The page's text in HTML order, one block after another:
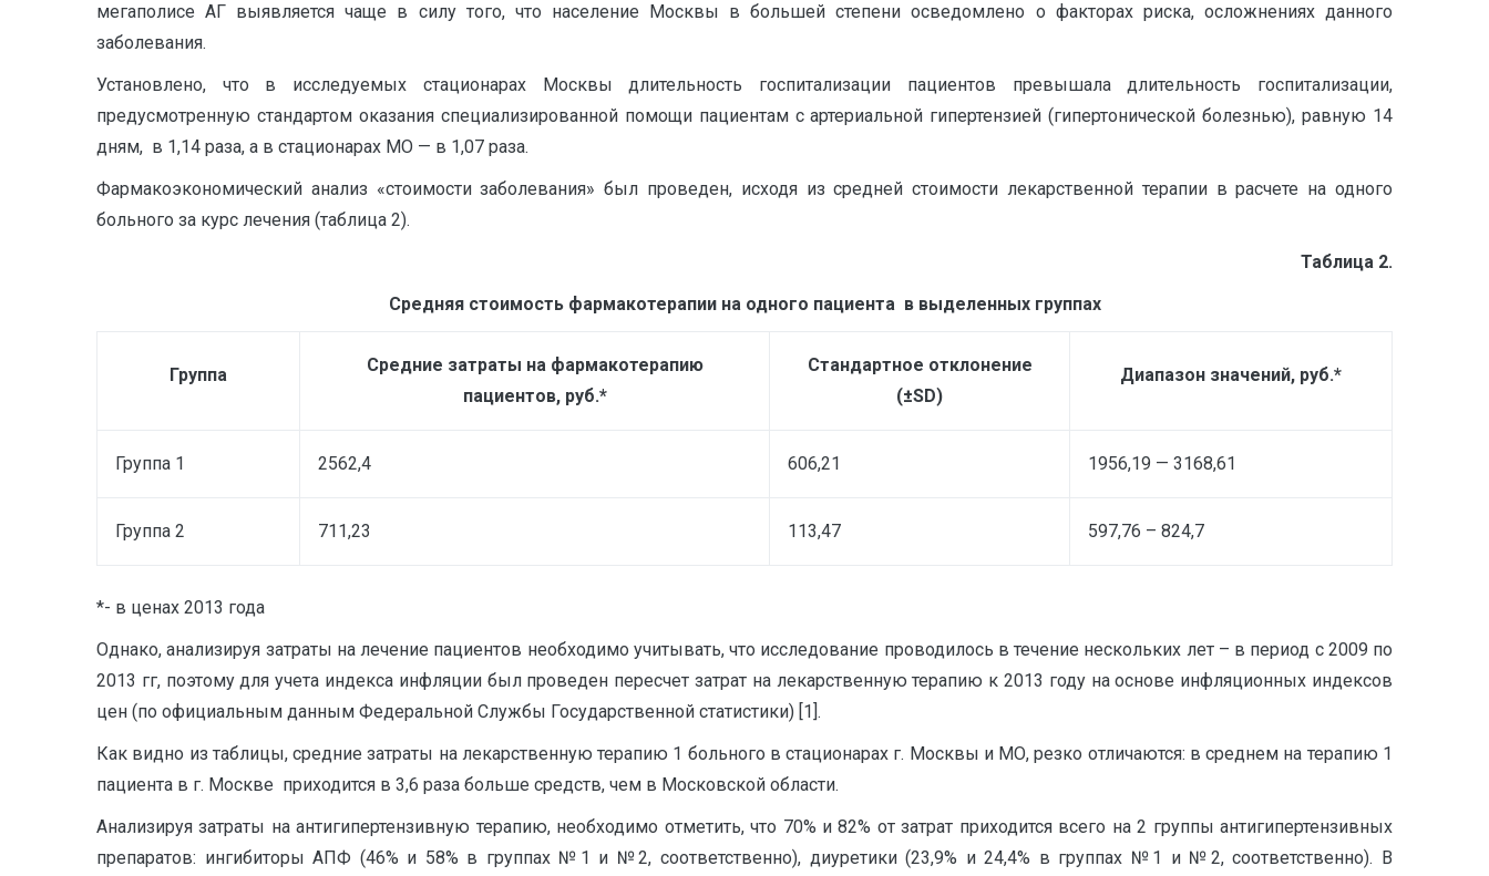
мегаполисе АГ выявляется чаще в силу того, что население Москвы в большей степени осведомлено о факторах риска, осложнениях данного
заболевания.
Установлено, что в исследуемых стационарах Москвы длительность госпитализации пациентов превышала длительность госпитализации,
предусмотренную стандартом оказания специализированной помощи пациентам с артериальной гипертензией (гипертонической болезнью), равную 14
дням, в 1,14 раза, а в стационарах МО — в 1,07 раза.
Фармакоэкономический анализ «стоимости заболевания» был проведен, исходя из средней стоимости лекарственной терапии в расчете на одного
больного за курс лечения (таблица 2).
Таблица 2.
Средняя стоимость фармакотерапии на одного пациента в выделенных группах
Группа
Средние затраты на фармакотерапию
пациентов, руб.*
Стандартное отклонение
(±SD)
Диапазон значений, руб.*
Группа 1 2562,4 606,21 1956,19 — 3168,61
Группа 2 711,23 113,47 597,76 – 824,7
*- в ценах 2013 года
Однако, анализируя затраты на лечение пациентов необходимо учитывать, что исследование проводилось в течение нескольких лет – в период с 2009 по
2013 гг, поэтому для учета индекса инфляции был проведен пересчет затрат на лекарственную терапию к 2013 году на основе инфляционных индексов
цен (по официальным данным Федеральной Службы Государственной статистики) [1].
Как видно из таблицы, средние затраты на лекарственную терапию 1 больного в стационарах г. Москвы и МО, резко отличаются: в среднем на терапию 1
пациента в г. Москве приходится в 3,6 раза больше средств, чем в Московской области.
Анализируя затраты на антигипертензивную терапию, необходимо отметить, что 70% и 82% от затрат приходится всего на 2 группы антигипертензивных
препаратов: ингибиторы АПФ (46% и 58% в группах №1 и №2, соответственно), диуретики (23,9% и 24,4% в группах №1 и №2, соответственно). В